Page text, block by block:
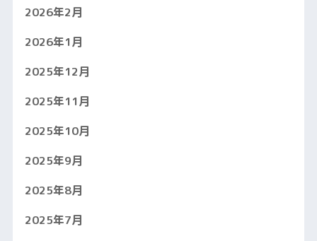
2026年2月
2026年1月
2025年12月
2025年11月
2025年10月
2025年9月
2025年8月
2025年7月